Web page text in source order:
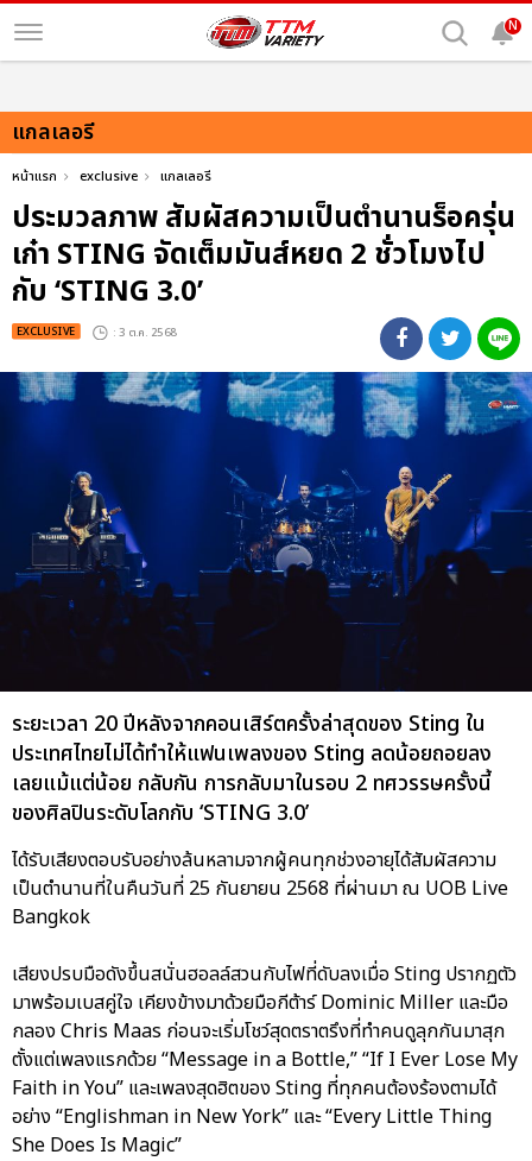
N
แกลเลอรี
หน้าแรก exclusive แกลเลอรี
ประมวลภาพ สัมผัสความเป็นตำนานร็อครุ่น
เก๋า STING จัดเต็มมันส์หยด 2 ชั่วโมงไป
กับ ‘STING 3.0’
EXCLUSIVE : 3 ต.ค. 2568
ระยะเวลา 20 ปีหลังจากคอนเสิร์ตครั้งล่าสุดของ Sting ใน
ประเทศไทยไม่ได้ทำให้แฟนเพลงของ Sting ลดน้อยถอยลง
เลยแม้แต่น้อย กลับกัน การกลับมาในรอบ 2 ทศวรรษครั้งนี้
ของศิลปินระดับโลกกับ ‘STING 3.0’
ได้รับเสียงตอบรับอย่างล้นหลามจากผู้คนทุกช่วงอายุได้สัมผัสความ
เป็นตำนานที่ในคืนวันที่ 25 กันยายน 2568 ที่ผ่านมา ณ UOB Live
Bangkok
เสียงปรบมือดังขึ้นสนั่นฮอลล์สวนกับไฟที่ดับลงเมื่อ Sting ปรากฏตัว
มาพร้อมเบสคู่ใจ เคียงข้างมาด้วยมือกีต้าร์ Dominic Miller และมือ
กลอง Chris Maas ก่อนจะเริ่มโชว์สุดตราตรึงที่ทำคนดูลุกกันมาสุก
ตั้งแต่เพลงแรกด้วย “Message in a Bottle,” “If I Ever Lose My
Faith in You” และเพลงสุดฮิตของ Sting ที่ทุกคนต้องร้องตามได้
อย่าง “Englishman in New York” และ “Every Little Thing
She Does Is Magic”